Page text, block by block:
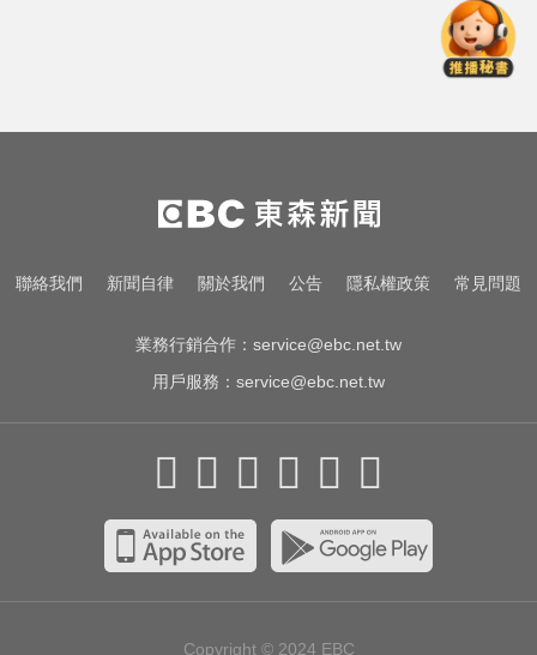
時間拉長 北台恐迎狂風暴雨
中職／陳傑憲轟2分砲貢獻3打點！
統一獅8:2味全龍
台中恐怖車禍！婦人遭大貨車猛撞
聯絡我們 新聞自律 關於我們 公告 隱私權政策 常見問題
業務行銷合作： service@ebc.net.tw
用戶服務： service@ebc.net.tw
Copyright © 2024 EBC